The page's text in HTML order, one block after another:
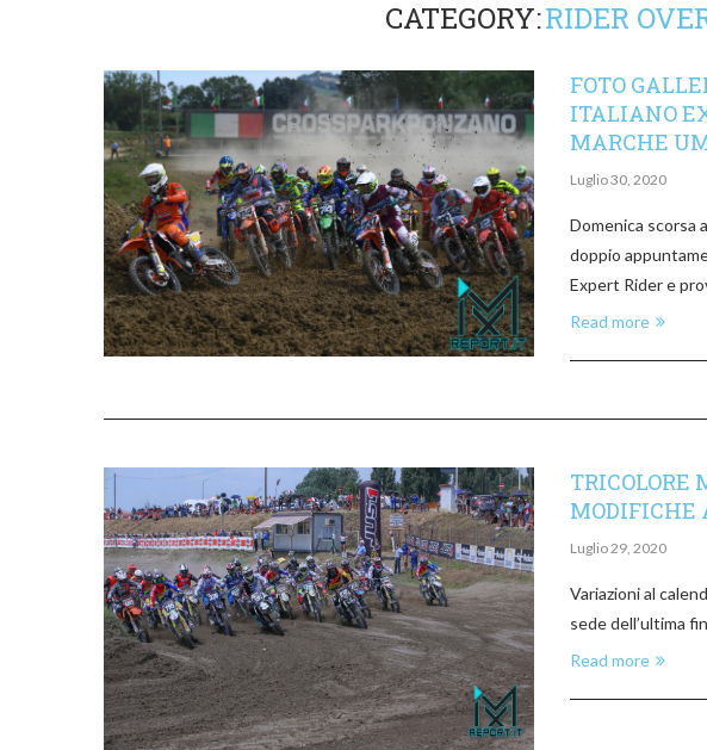
CATEGORY:RIDER
FOTO
ITALIANO
MARCHE
Luglio 30, 2020
Domenica scorsa
doppio
Expert Rider e
Read more
TRICOLORE
MODIFICHE
Luglio 29, 2020
Variazioni al
sede dell’ultima
Read more